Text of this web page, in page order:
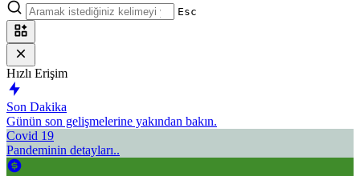
Esc
Hızlı Erişim
Son Dakika
Günün son gelişmelerine yakından bakın.
Covid 19
Pandeminin detayları..